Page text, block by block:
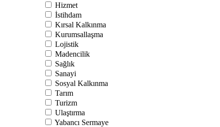
Hizmet
İstihdam
Kırsal Kalkınma
Kurumsallaşma
Lojistik
Madencilik
Sağlık
Sanayi
Sosyal Kalkınma
Tarım
Turizm
Ulaştırma
Yabancı Sermaye